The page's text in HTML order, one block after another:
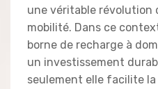
une véritable révolution
mobilité. Dans ce
borne de recharge à
un investissement
seulement elle facilite